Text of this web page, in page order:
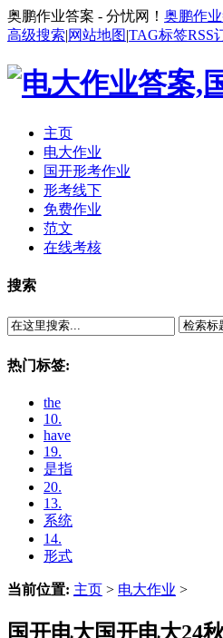
奥鹏作业答案 - 分忧网！ 奥鹏作
高级搜索|网站地图|TAG标签RSS
主页
电大作业
国开形考作业
形考线下
免费作业
范文
在线考核
搜索
热门标签:
the
10.
have
19.
是指
20.
13.
系统
14.
形式
当前位置: 主页 > 电大作业 >
国开电大国开电大24